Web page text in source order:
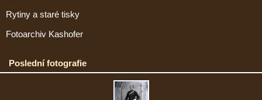
Rytiny a staré tisky
Fotoarchiv Kashofer
Poslední fotografie